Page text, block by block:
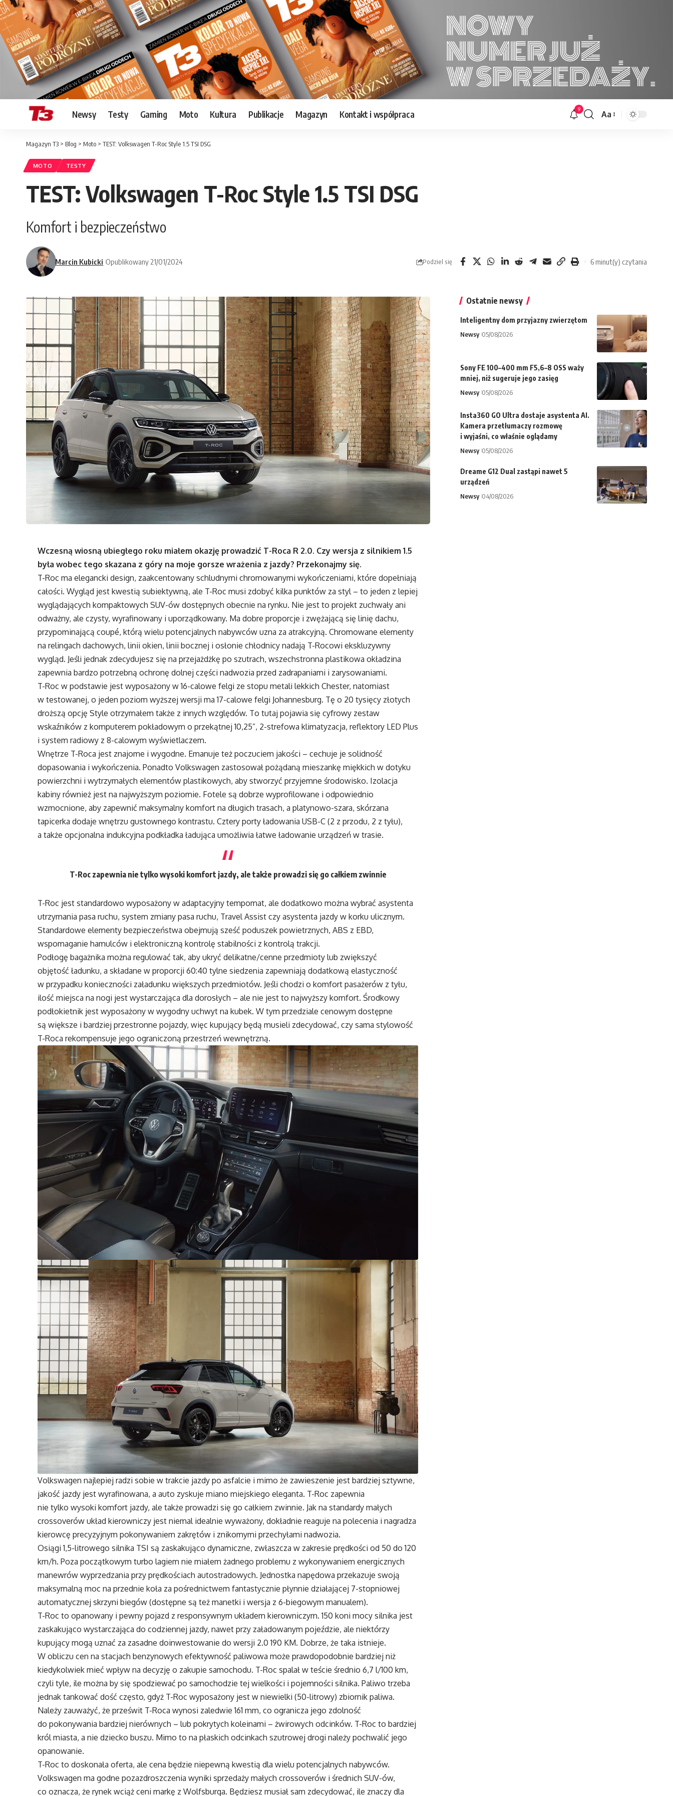
Newsy Testy Gaming Moto Kultura Publikacje Magazyn Kontakt i współpraca 9
Font
Aa
Magazyn T3 > Blog > Moto > TEST: Volkswagen T-Roc Style 1.5 TSI DSG
MOTO TESTY
TEST: Volkswagen T-Roc Style 1.5 TSI DSG
Komfort i bezpieczeństwo
Marcin Kubicki Opublikowany 21/01/2024 Podziel się 6 minut(y) czytania
Wczesną wiosną ubiegłego roku miałem okazję prowadzić T-Roca R 2.0. Czy wersja z silnikiem 1.5
była wobec tego skazana z góry na moje gorsze wrażenia z jazdy? Przekonajmy się.
T-Roc ma elegancki design, zaakcentowany schludnymi chromowanymi wykończeniami, które dopełniają
całości. Wygląd jest kwestią subiektywną, ale T-Roc musi zdobyć kilka punktów za styl – to jeden z lepiej
wyglądających kompaktowych SUV-ów dostępnych obecnie na rynku. Nie jest to projekt zuchwały ani
odważny, ale czysty, wyrafinowany i uporządkowany. Ma dobre proporcje i zwężającą się linię dachu,
przypominającą coupé, którą wielu potencjalnych nabywców uzna za atrakcyjną. Chromowane elementy
na relingach dachowych, linii okien, linii bocznej i osłonie chłodnicy nadają T-Rocowi ekskluzywny
wygląd. Jeśli jednak zdecydujesz się na przejażdżkę po szutrach, wszechstronna plastikowa okładzina
zapewnia bardzo potrzebną ochronę dolnej części nadwozia przed zadrapaniami i zarysowaniami.
T-Roc w podstawie jest wyposażony w 16-calowe felgi ze stopu metali lekkich Chester, natomiast
w testowanej, o jeden poziom wyższej wersji ma 17-calowe felgi Johannesburg. Tę o 20 tysięcy złotych
droższą opcję Style otrzymałem także z innych względów. To tutaj pojawia się cyfrowy zestaw
wskaźników z komputerem pokładowym o przekątnej 10,25”, 2-strefowa klimatyzacja, reflektory LED Plus
i system radiowy z 8-calowym wyświetlaczem.
Wnętrze T-Roca jest znajome i wygodne. Emanuje też poczuciem jakości – cechuje je solidność
dopasowania i wykończenia. Ponadto Volkswagen zastosował pożądaną mieszankę miękkich w dotyku
powierzchni i wytrzymałych elementów plastikowych, aby stworzyć przyjemne środowisko. Izolacja
kabiny również jest na najwyższym poziomie. Fotele są dobrze wyprofilowane i odpowiednio
wzmocnione, aby zapewnić maksymalny komfort na długich trasach, a platynowo-szara, skórzana
tapicerka dodaje wnętrzu gustownego kontrastu. Cztery porty ładowania USB-C (2 z przodu, 2 z tyłu),
a także opcjonalna indukcyjna podkładka ładująca umożliwia łatwe ładowanie urządzeń w trasie.
T-Roc zapewnia nie tylko wysoki komfort jazdy, ale także prowadzi się go całkiem zwinnie
T-Roc jest standardowo wyposażony w adaptacyjny tempomat, ale dodatkowo można wybrać asystenta
utrzymania pasa ruchu, system zmiany pasa ruchu, Travel Assist czy asystenta jazdy w korku ulicznym.
Standardowe elementy bezpieczeństwa obejmują sześć poduszek powietrznych, ABS z EBD,
wspomaganie hamulców i elektroniczną kontrolę stabilności z kontrolą trakcji.
Podłogę bagażnika można regulować tak, aby ukryć delikatne/cenne przedmioty lub zwiększyć
objętość ładunku, a składane w proporcji 60:40 tylne siedzenia zapewniają dodatkową elastyczność
w przypadku konieczności załadunku większych przedmiotów. Jeśli chodzi o komfort pasażerów z tyłu,
ilość miejsca na nogi jest wystarczająca dla dorosłych – ale nie jest to najwyższy komfort. Środkowy
podłokietnik jest wyposażony w wygodny uchwyt na kubek. W tym przedziale cenowym dostępne
są większe i bardziej przestronne pojazdy, więc kupujący będą musieli zdecydować, czy sama stylowość
T-Roca rekompensuje jego ograniczoną przestrzeń wewnętrzną.
Volkswagen najlepiej radzi sobie w trakcie jazdy po asfalcie i mimo że zawieszenie jest bardziej sztywne,
jakość jazdy jest wyrafinowana, a auto zyskuje miano miejskiego eleganta. T-Roc zapewnia
nie tylko wysoki komfort jazdy, ale także prowadzi się go całkiem zwinnie. Jak na standardy małych
crossoverów układ kierowniczy jest niemal idealnie wyważony, dokładnie reaguje na polecenia i nagradza
kierowcę precyzyjnym pokonywaniem zakrętów i znikomymi przechyłami nadwozia.
Osiągi 1,5-litrowego silnika TSI są zaskakująco dynamiczne, zwłaszcza w zakresie prędkości od 50 do 120
km/h. Poza początkowym turbo lagiem nie miałem żadnego problemu z wykonywaniem energicznych
manewrów wyprzedzania przy prędkościach autostradowych. Jednostka napędowa przekazuje swoją
maksymalną moc na przednie koła za pośrednictwem fantastycznie płynnie działającej 7-stopniowej
automatycznej skrzyni biegów (dostępne są też manetki i wersja z 6-biegowym manualem).
T-Roc to opanowany i pewny pojazd z responsywnym układem kierowniczym. 150 koni mocy silnika jest
zaskakująco wystarczająca do codziennej jazdy, nawet przy załadowanym pojeździe, ale niektórzy
kupujący mogą uznać za zasadne doinwestowanie do wersji 2.0 190 KM. Dobrze, że taka istnieje.
W obliczu cen na stacjach benzynowych efektywność paliwowa może prawdopodobnie bardziej niż
kiedykolwiek mieć wpływ na decyzję o zakupie samochodu. T-Roc spalał w teście średnio 6,7 l/100 km,
czyli tyle, ile można by się spodziewać po samochodzie tej wielkości i pojemności silnika. Paliwo trzeba
jednak tankować dość często, gdyż T-Roc wyposażony jest w niewielki (50-litrowy) zbiornik paliwa.
Należy zauważyć, że prześwit T-Roca wynosi zaledwie 161 mm, co ogranicza jego zdolność
do pokonywania bardziej nierównych – lub pokrytych koleinami – żwirowych odcinków. T-Roc to bardziej
król miasta, a nie dziecko buszu. Mimo to na płaskich odcinkach szutrowej drogi należy pochwalić jego
opanowanie.
T-Roc to doskonała oferta, ale cena będzie niepewną kwestią dla wielu potencjalnych nabywców.
Volkswagen ma godne pozazdroszczenia wyniki sprzedaży małych crossoverów i średnich SUV-ów,
co oznacza, że rynek wciąż ceni markę z Wolfsburga. Będziesz musiał sam zdecydować, ile znaczy dla
Ostatnie newsy
Inteligentny dom przyjazny zwierzętom
Newsy 05/08/2026
Sony FE 100–400 mm F5,6–8 OSS waży
mniej, niż sugeruje jego zasięg
Newsy 05/08/2026
Insta360 GO Ultra dostaje asystenta AI.
Kamera przetłumaczy rozmowę
i wyjaśni, co właśnie oglądamy
Newsy 05/08/2026
Dreame G12 Dual zastąpi nawet 5
urządzeń
Newsy 04/08/2026